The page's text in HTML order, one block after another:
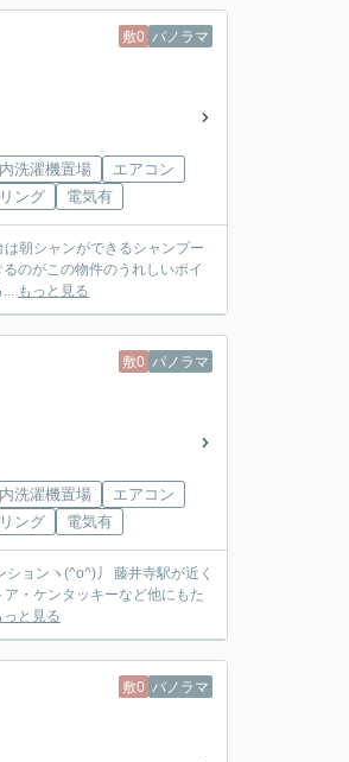
敷0 パノラマ
洗濯機置場
エアコン
ング 電気有
朝シャンができるシャンプー
のがこの物件のうれしいポイ
もっと見る
敷0 パノラマ
洗濯機置場
エアコン
ング 電気有
ョンヽ(^o^)丿 藤井寺駅が近く
・ケンタッキーなど他にもた
っと見る
敷0 パノラマ